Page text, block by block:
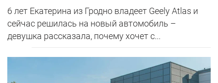
6 лет Екатерина из Гродно владеет Geely Atlas и
сейчас решилась на новый автомобиль –
девушка рассказала, почему хочет с...